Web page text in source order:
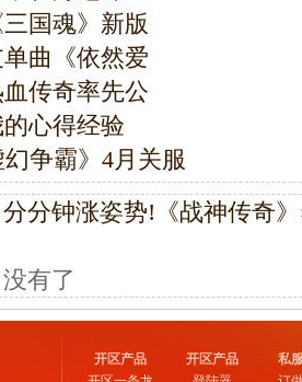
国魂》新版
曲《依然爱
传奇率先公
的心得经验
争霸》4月关服
分分钟涨姿势!《战神传奇
有了
开区产品
开区产品
私